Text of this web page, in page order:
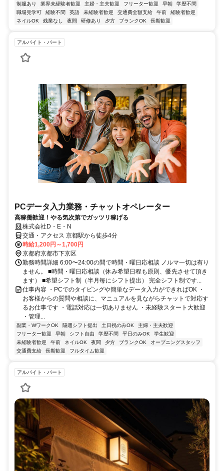
制服あり 業界未経験者歓迎 主婦・主夫歓迎 フリーター歓迎 早朝
学歴不問
職場見学可
経験不問 英語 未経験者歓迎 交通費全額支給 午前
経験者歓迎
ネイルOK
残業なし 夜間 研修あり 夕方 ブランクOK 長期歓迎
アルバイト・パート
PCデータ入力業務・チャットオペレーター
高稼働歓迎！やる気次第でガッツリ稼げる
株式会社D・E・N
交通・アクセス 京都駅から徒歩4分
時給1,200円～1,700円
京都府京都市下京区
勤務時間詳細 6:00〜24:00の間で時間・曜日応相談 ノルマ一切は有り
ません。 ■時間・曜日応相談（休み希望日程も原則、優先させて頂き
ます） ■希望シフト制（半月毎にシフト提出） 完全シフト制です...
仕事内容 ・PCでのタイピングや簡単なデータ入力ができればOK ・
お客様からの質問や相談に、マニュアルを見ながらチャットで対応す
るお仕事です ・電話対応は一切ありません ・未経験スタート大歓迎
・管理...
副業・WワークOK 隔週シフト提出 土日祝のみOK
主婦・主夫歓迎
フリーター歓迎
早朝 シフト自由 学歴不問 平日のみOK
学生歓迎
未経験者歓迎
午前 ネイルOK 夜間 夕方 ブランクOK
オープニングスタッフ
交通費支給
長期歓迎 フルタイム歓迎
アルバイト・パート